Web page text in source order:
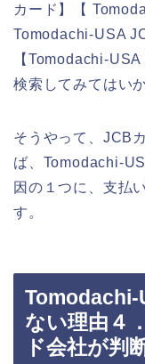
カード】【
Tomodachi-USA
【Tomodachi-
検索してみてはい
そうやって、JCB
ば、Tomodachi-
因の１つに、支払
す。
Tomodachi-
ない理由４
ド会社が判